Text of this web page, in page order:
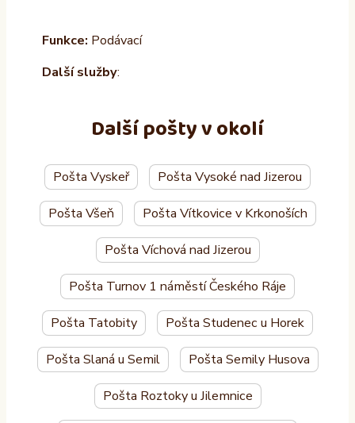
Funkce: Podávací
Další služby:
Další pošty v okolí
Pošta Vyskeř Pošta Vysoké nad Jizerou
Pošta Všeň Pošta Vítkovice v Krkonoších
Pošta Víchová nad Jizerou
Pošta Turnov 1 náměstí Českého Ráje
Pošta Tatobity Pošta Studenec u Horek
Pošta Slaná u Semil Pošta Semily Husova
Pošta Roztoky u Jilemnice